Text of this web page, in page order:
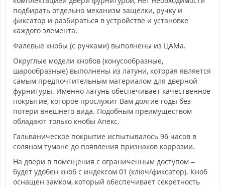
подбирать отдельно механизм защелки, ручку и
фиксатор и разбираться в устройстве и установке
каждого элемента.
Фалевые кнобы (с ручками) выполнены из ЦАМа.
Округлые модели кнобов (конусообразные,
шарообразные) выполнены из латуни, которая является
самым предпочтительным материалом для дверной
фурнитуры. Именно латунь обеспечивает качественное
покрытие, которое прослужит Вам долгие годы без
потери внешнего вида. Подобным преимуществом
обладают только кнобы Апекс.
Гальваническое покрытие испытывалось 96 часов в
соляном тумане до появления признаков коррозии.
На двери в помещения с ограниченным доступом –
будет удобен кноб с индексом 01 (ключ/фиксатор). Кноб
оснащен замком, который обеспечивает секретность